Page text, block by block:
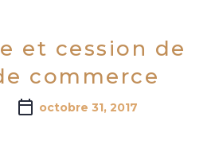
lors de
du fonds
et cession de
commerce
octobre 31, 2017